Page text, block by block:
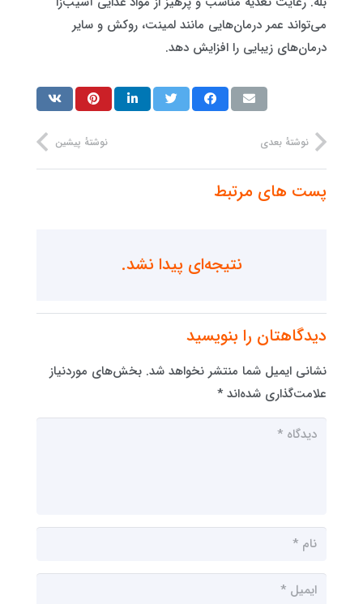
می‌تواند عمر درمان‌هایی مانند لمینت، روکش و سایر
درمان‌های زیبایی را افزایش دهد.
نوشتهٔ پیشین نوشتهٔ بعدی
پست های مرتبط
نتیجه‌ای پیدا نشد.
دیدگاهتان را بنویسید
نشانی ایمیل شما منتشر نخواهد شد. بخش‌های موردنیاز
علامت‌گذاری شده‌اند *